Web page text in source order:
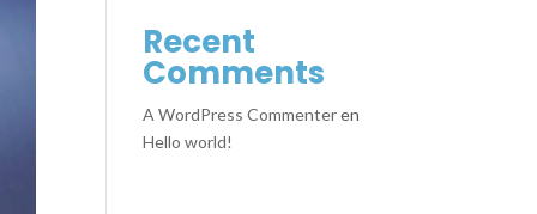
Recent
Comments
A WordPress Commenteren
Hello world!